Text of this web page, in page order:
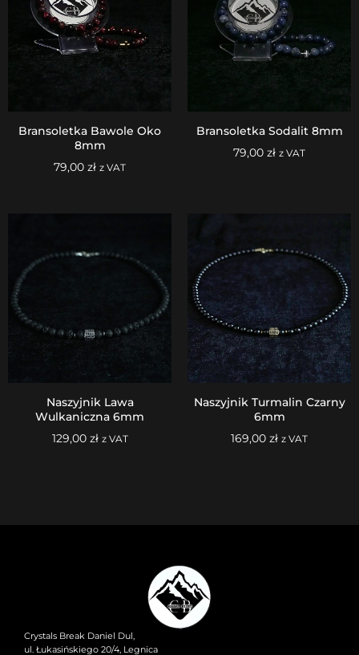
Bransoletka Bawole Oko
8mm
79,00 zł z VAT
Bransoletka Sodalit 8mm
79,00 zł z VAT
Naszyjnik Lawa
Wulkaniczna 6mm
129,00 zł z VAT
Naszyjnik Turmalin Czarny
6mm
169,00 zł z VAT
Crystals Break Daniel Dul,
ul. Łukasińskiego 20/4, Legnica